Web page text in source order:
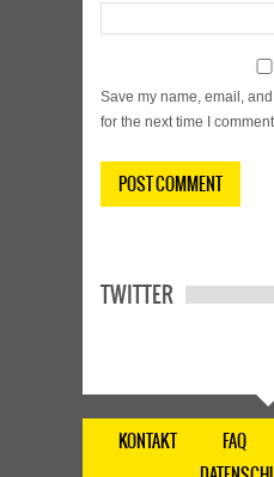
Save my name, email,
for the next time I
TWITTER
KONTAKT FAQ